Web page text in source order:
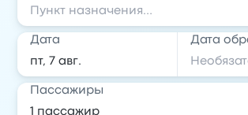
Дата
Пассажиры